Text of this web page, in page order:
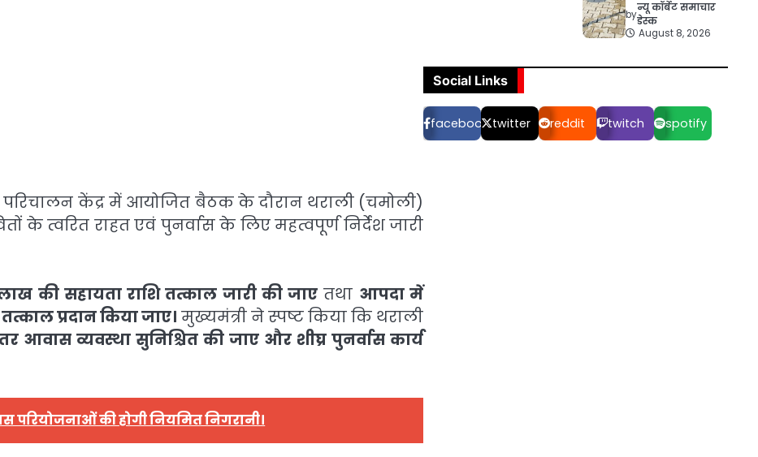
परिचालन केंद्र में आयोजित बैठक के दौरान थराली (चमोली)
के त्वरित राहत एवं पुनर्वास के लिए महत्वपूर्ण निर्देश जारी
की सहायता राशि तत्काल जारी की जाए तथा आपदा में
प्रदान किया जाए। मुख्यमंत्री ने स्पष्ट किया कि थराली
आवास व्यवस्था सुनिश्चित की जाए और शीघ्र पुनर्वास कार्य
परियोजनाओं की होगी नियमित निगरानी।
by
न्यू कॉर्बेट समाचार
डेस्क
August 8, 2026
Social Links
facebook twitter reddit twitch spotify